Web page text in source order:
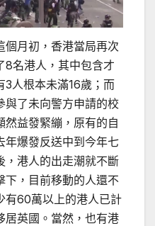
個月初，香港當局再次
8名港人，其中包含才
3人根本未滿16歲；而
與了未向警方申請的校
然益發緊繃，原有的自
年爆發反送中到今年七
，港人的出走潮就不斷
下，目前移動的人還不
有60萬以上的港人已計
居英國。當然，也有港